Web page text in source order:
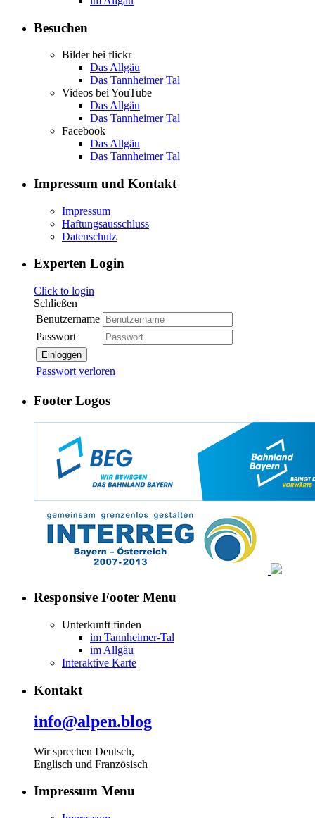
Besuchen
Bilder bei flickr
Das Allgäu
Das Tannheimer Tal
Videos bei YouTube
Das Allgäu
Das Tannheimer Tal
Facebook
Das Allgäu
Das Tannheimer Tal
Impressum und Kontakt
Impressum
Haftungsausschluss
Datenschutz
Experten Login
Click to login
Schließen
Benutzername
Passwort
Einloggen
Passwort verloren
Footer Logos
Responsive Footer Menu
Unterkunft finden
im Tannheimer-Tal
im Allgäu
Interaktive Karte
Kontakt
info@alpen.blog
Wir sprechen Deutsch,
Englisch und Französisch
Impressum Menu